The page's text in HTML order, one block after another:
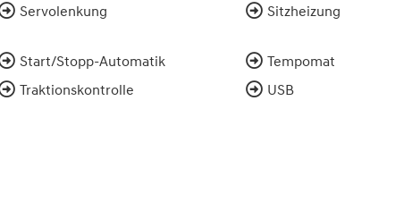
Servolenkung Sitzheizung
Start/Stopp-Automatik Tempomat
Traktionskontrolle USB